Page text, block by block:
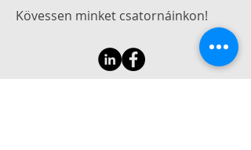
Kövessen minket csatornáinkon!